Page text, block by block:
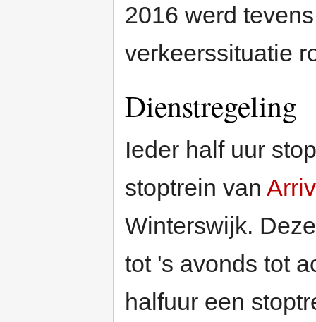
2016 werd
verkeerssituatie
Dienstregeling
Ieder half uur
stoptrein van
Winterswijk.
tot 's avonds tot
halfuur een